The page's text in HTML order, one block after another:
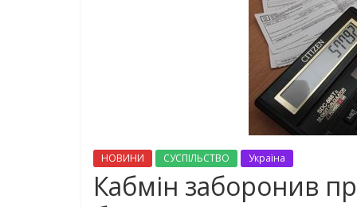
НОВИНИ СУСПІЛЬСТВО Україна
Кабмін заборонив